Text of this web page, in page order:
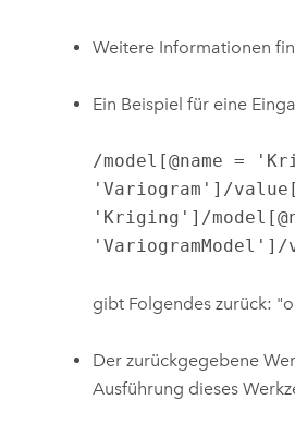
Weitere Informationen
Ein Beispiel für eine
/model[@name =
'Variogram']/
'Kriging']/
'VariogramModel']/
gibt Folgendes zurück:
Der zurückgegebene
Ausführung dieses